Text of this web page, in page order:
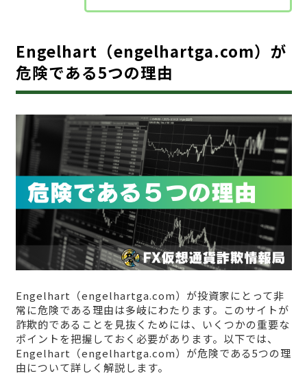
Engelhart（engelhartga.com）が
危険である5つの理由
Engelhart（engelhartga.com）が投資家にとって非
常に危険である理由は多岐にわたります。このサイトが
詐欺的であることを見抜くためには、いくつかの重要な
ポイントを把握しておく必要があります。以下では、
Engelhart（engelhartga.com）が危険である5つの理
由について詳しく解説します。